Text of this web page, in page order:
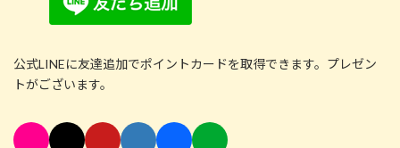
公式LINEに友達追加でポイントカードを取得できます。プレゼン
トがございます。